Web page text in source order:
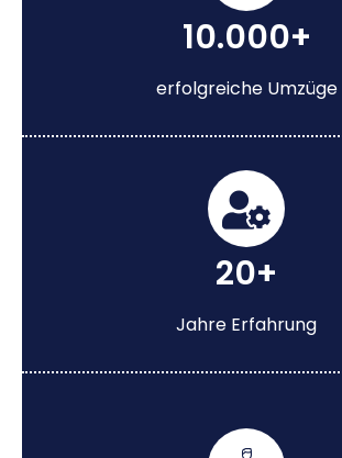
10.000+
erfolgreiche Umzüge
20+
Jahre Erfahrung